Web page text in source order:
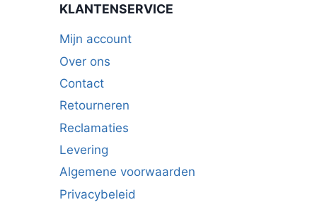
KLANTENSERVICE
Mijn account
Over ons
Contact
Retourneren
Reclamaties
Levering
Algemene voorwaarden
Privacybeleid